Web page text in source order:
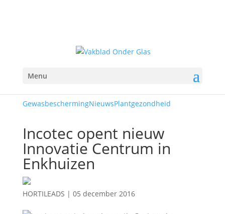
Menu
GewasbeschermingNieuwsPlantgezondheid
Incotec opent nieuw
Innovatie Centrum in
Enkhuizen
HORTILEADS | 05 december 2016